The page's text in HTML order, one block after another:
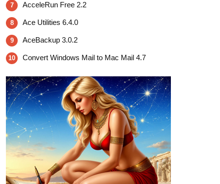
7 AcceleRun Free 2.2
8 Ace Utilities 6.4.0
9 AceBackup 3.0.2
10 Convert Windows Mail to Mac Mail 4.7